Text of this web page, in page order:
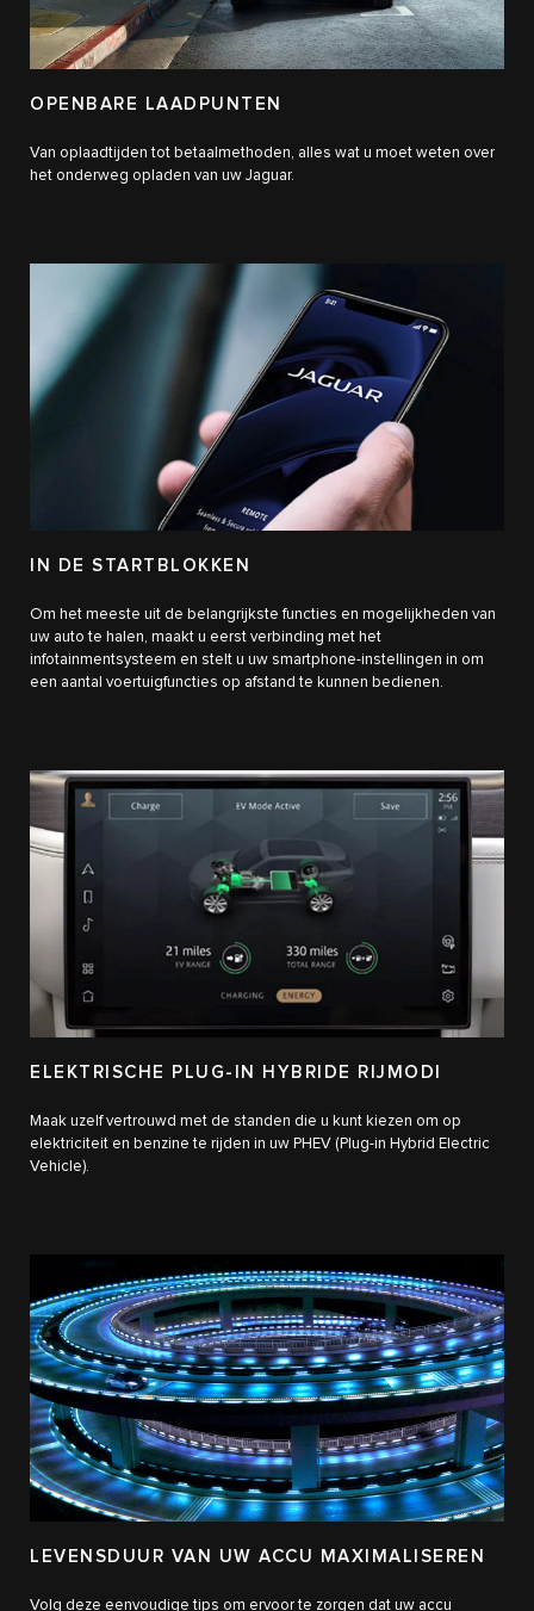
OPENBARE LAADPUNTEN
Van oplaadtijden tot betaalmethoden, alles wat u moet weten over
het onderweg opladen van uw Jaguar.
IN DE STARTBLOKKEN
Om het meeste uit de belangrijkste functies en mogelijkheden van
uw auto te halen, maakt u eerst verbinding met het
infotainmentsysteem en stelt u uw smartphone-instellingen in om
een aantal voertuigfuncties op afstand te kunnen bedienen.
ELEKTRISCHE PLUG-IN HYBRIDE RIJMODI
Maak uzelf vertrouwd met de standen die u kunt kiezen om op
elektriciteit en benzine te rijden in uw PHEV (Plug-in Hybrid Electric
Vehicle).
LEVENSDUUR VAN UW ACCU MAXIMALISEREN
Volg deze eenvoudige tips om ervoor te zorgen dat uw accu